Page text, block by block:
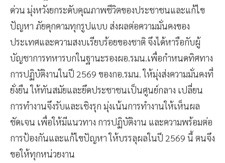
ด่วน​ มุ่งหวังยกระดับคุณภาพชีวิตของประชาชนและแก้ไข
ปัญหา ภัยคุกคามทุกรูปแบบ​ ส่งผลต่อความมั่นคง​ของ
ประเทศและความสงบเรียบร้อยของชาติ จึงได้หารือกับผู้
บัญชาการทหารบกในฐานะรองผอ.รมน.​เพื่อกำหนดทิศทาง
การปฏิบัติงานในปี 2569 ของกอ.รมน. ให้มุ่งส่งความมั่นคงที่
ยั่งยืน ให้ทันสมัยและยึดประชาชนเป็นศูนย์กลาง เปลี่ยน
การทำงานจึงรับและเชิงรุก​ มุ่งเน้นการทำงานให้เห็นผล
ชัดเจน เพื่อให้มีแนวทาง การปฏิบัติงาน และความพร้อมต่อ
การป้องกันและแก้ไขปัญหา ให้บรรลุผลในปี 2569 นี้ ตนจึง
ขอให้ทุกหน่วยงาน